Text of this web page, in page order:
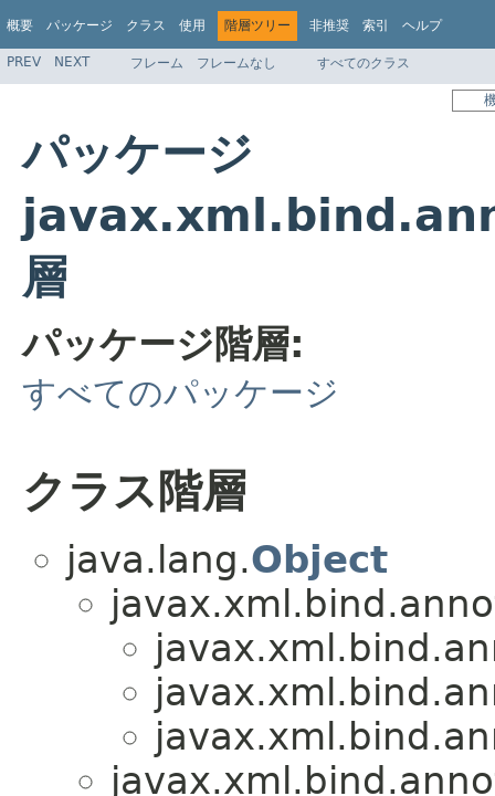
概要 パッケージ クラス 使用 階層ツリー 非推奨 索引 ヘルプ
PREV NEXT フレーム フレームなし すべてのクラス
パッケージ
層
パッケージ階層:
すべてのパッケージ
クラス階層
java.lang.Object